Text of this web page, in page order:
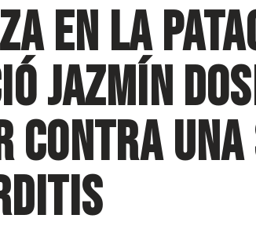
en la
Jazmín
contra una